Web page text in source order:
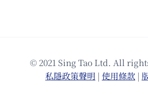
© 2021 Sing Tao Ltd. All
私隱政策聲明 | 使⽤條款 |